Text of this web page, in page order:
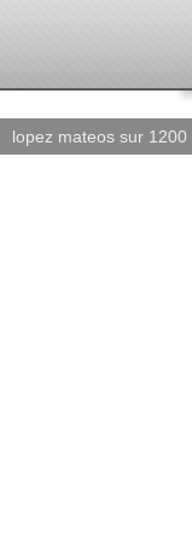
lopez mateos sur 1200